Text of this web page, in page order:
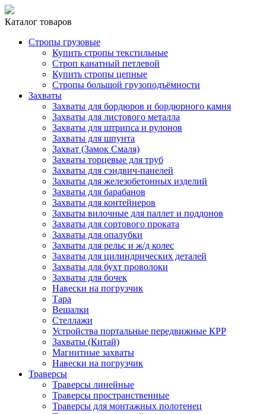
Каталог товаров
Стропы грузовые
Купить стропы текстильные
Строп канатный петлевой
Купить стропы цепные
Стропы большой грузоподъёмности
Захваты
Захваты для бордюров и бордюрного камня
Захваты для листового металла
Захваты для штрипса и рулонов
Захваты для шпунта
Захват (Замок Смаля)
Захваты торцевые для труб
Захваты для сэндвич-панелей
Захваты для железобетонных изделий
Захваты для барабанов
Захваты для контейнеров
Захваты вилочные для паллет и поддонов
Захваты для сортового проката
Захваты для опалубки
Захваты для рельс и ж/д колес
Захваты для цилиндрических деталей
Захваты для бухт проволоки
Захваты для бочек
Навески на погрузчик
Тара
Вешалки
Стеллажи
Устройства портальные передвижные КРР
Захваты (Китай)
Магнитные захваты
Навески на погрузчик
Траверсы
Траверсы линейные
Траверсы пространственные
Траверсы для монтажных полотенец